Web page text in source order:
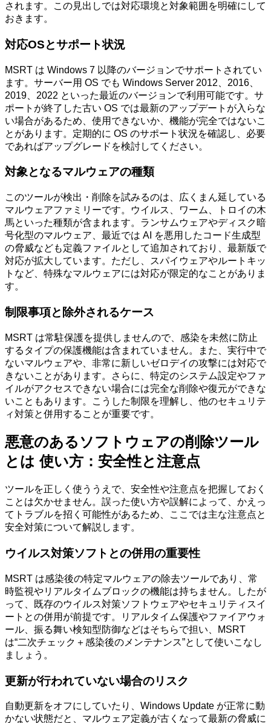
されます。この見出しでは対応環境と対象範囲を明確にして
おきます。
対応OSとサポート状況
MSRT は Windows 7 以降のバージョンでサポートされてい
ます。サーバー用 OS でも Windows Server 2012、2016、
2019、2022 といった最近のバージョンで利用可能です。サ
ポートが終了した古い OS では最新のアップデートが入らな
い場合があるため、使用できないか、機能が完全ではないこ
とがあります。定期的に OS のサポート状況を確認し、必要
であればアップグレードを検討してください。
対象となるマルウェアの種類
このツールが検出・削除を試みるのは、広くまん延している
マルウェアファミリーです。ウイルス、ワーム、トロイの木
馬といった種類が含まれます。ランサムウェアやディスク暗
号化型のマルウェア、最近では AI を悪用したコード生成型
の脅威なども定義ファイルとして追加されており、最新版で
対応が拡大しています。ただし、スパイウェアやルートキッ
トなど、特殊なマルウェアには対応が限定的なことがありま
す。
制限事項と除外されるケース
MSRT は常駐保護を提供しませんので、感染を未然に防止
するタイプの保護機能は含まれていません。また、実行中で
ないマルウェアや、非常に新しいゼロデイの攻撃には対応で
きないことがあります。さらに、特定のシステム設定やファ
イルがアクセスできない場合には完全な削除や復元ができな
いこともあります。こうした制限を理解し、他のセキュリテ
ィ対策と併用することが重要です。
悪意のあるソフトウェアの削除ツール
とは 使い方：安全性と注意点
ツールを正しく使ううえで、安全性や注意点を把握しておく
ことは欠かせません。誤った使い方や誤解によって、かえっ
てトラブルを招く可能性があるため、ここでは主な注意点と
安全対策について解説します。
ウイルス対策ソフトとの併用の重要性
MSRT は感染後の特定マルウェアの除去ツールであり、常
時監視やリアルタイムブロックの機能は持ちません。したが
って、既存のウイルス対策ソフトウェアやセキュリティスイ
ートとの併用が前提です。リアルタイム保護やファイアウォ
ール、振る舞い検知型防御などはそちらで担い、MSRT
は“二次チェック＋感染後のメンテナンス”として使いこなし
ましょう。
更新が行われていない場合のリスク
自動更新をオフにしていたり、Windows Update が正常に動
かない状態だと、マルウェア定義が古くなって最新の脅威に